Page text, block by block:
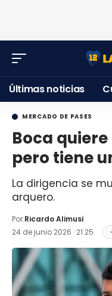
Últimas noticias
MERCADO DE PASES
Boca
pero tiene
La dirigencia se
arquero.
Por:Ricardo Alimusi
24 de junio 2026 · 21:25